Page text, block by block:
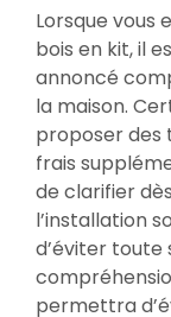
Lorsque vous
bois en kit, il
annoncé
la maison.
proposer des
frais
de clarifier
l’installation
d’éviter toute
permettra